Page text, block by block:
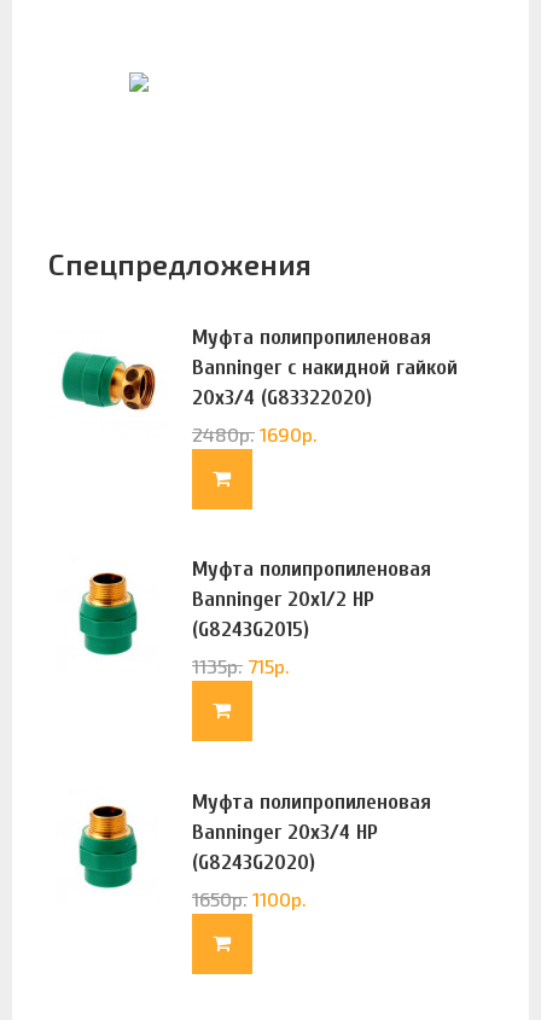
Спецпредложения
Муфта полипропиленовая
Banninger с накидной гайкой
20х3/4 (G83322020)
2480р. 1690р.
Муфта полипропиленовая
Banninger 20х1/2 НР
(G8243G2015)
1135р. 715р.
Муфта полипропиленовая
Banninger 20х3/4 НР
(G8243G2020)
1650р. 1100р.